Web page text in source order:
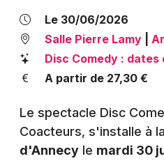
Grands événements
Activité & Expérience
Manifestations
Foires & salons
Spectacles
Lyon
Marseille
Montpellier
Nantes
Le 30/06/2026
Salle Pierre Lamy
Disc Comedy : dates
A partir de 27,30 €
Le spectacle Disc
Coacteurs, s'installe à la
d'Annecy le mardi 30
Aujourd'hui
Demain